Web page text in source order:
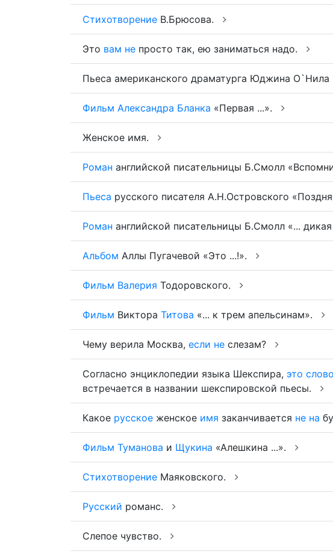
Стихотворение В.Брюсова.
Это вам не просто так, ею заниматься надо.
Пьеса американского драматурга Юджина О`Нила
Фильм Александра Бланка «Первая ...».
Женское имя.
Роман английской писательницы Б.Смолл
Пьеса русского писателя А.Н.Островского
Роман английской писательницы Б.Смолл «...
Альбом Аллы Пугачевой «Это ...!».
Фильм Валерия Тодоровского.
Фильм Виктора Титова «... к трем апельсинам».
Чему верила Москва, если не слезам?
Согласно энциклопедии языка Шекспира, это слово
встречается в названии шекспировской пьесы.
Какое русское женское имя заканчивается не на
Фильм Туманова и Щукина «Алешкина ...».
Стихотворение Маяковского.
Русский романс.
Слепое чувство.